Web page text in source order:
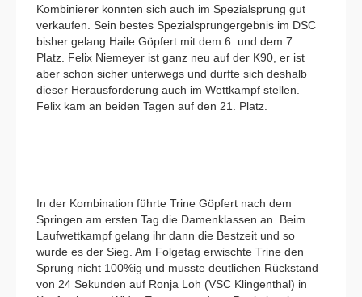
Kombinierer konnten sich auch im Spezialsprung gut
verkaufen. Sein bestes Spezialsprungergebnis im DSC
bisher gelang Haile Göpfert mit dem 6. und dem 7.
Platz. Felix Niemeyer ist ganz neu auf der K90, er ist
aber schon sicher unterwegs und durfte sich deshalb
dieser Herausforderung auch im Wettkampf stellen.
Felix kam an beiden Tagen auf den 21. Platz.
In der Kombination führte Trine Göpfert nach dem
Springen am ersten Tag die Damenklassen an. Beim
Laufwettkampf gelang ihr dann die Bestzeit und so
wurde es der Sieg. Am Folgetag erwischte Trine den
Sprung nicht 100%ig und musste deutlichen Rückstand
von 24 Sekunden auf Ronja Loh (VSC Klingenthal) in